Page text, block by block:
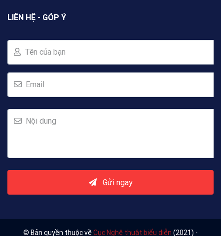
LIÊN HỆ - GÓP Ý
Tên của bạn
Email
Nội dung
Gửi ngay
© Bản quyền thuộc vềCục Nghệ thuật biểu diễn (2021) -